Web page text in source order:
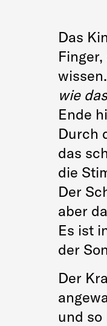
Das
wie
Ende
Durch
das
die
Der
aber
Es ist
der
Der
und so